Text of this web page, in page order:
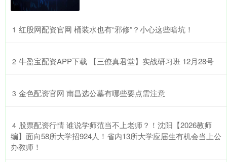
1 ​红股网配资官网 桶装水也有“邪修”？小心这些暗坑！
2 ​牛盈宝配资APP下载 【三僚真君堂】实战研习班 12月28号
3 ​金色配资官网 南昌选公墓有哪些要点需注意
4 ​股票配资行情 谁说学师范当不上老师？！沈阳【2026教师
编】面向58所大学招924人！省内13所大学应届生有机会当上公
办教师！